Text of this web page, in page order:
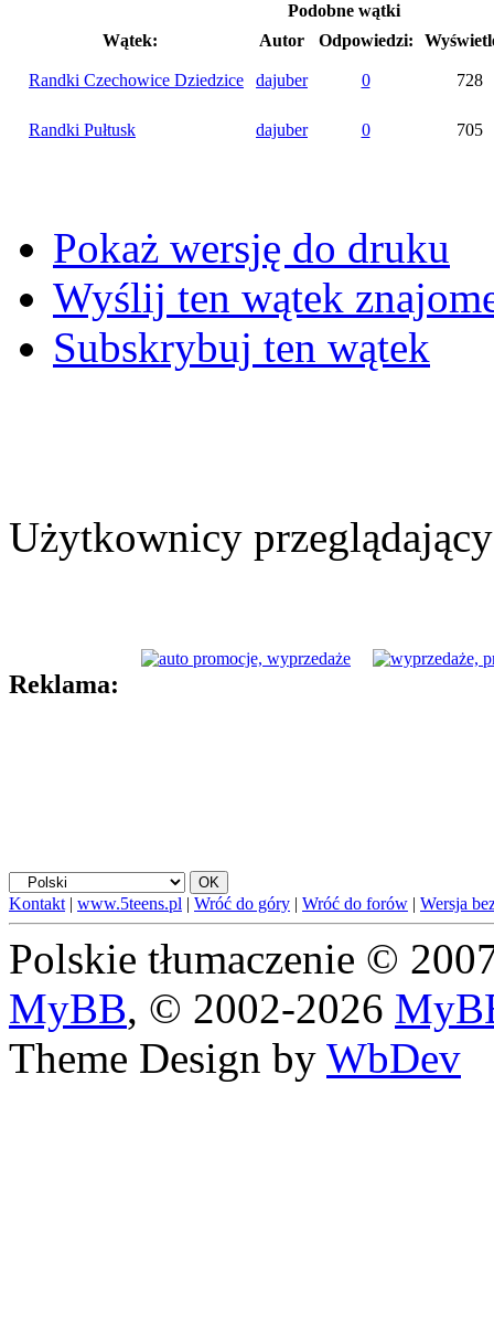
Podobne wątki
Wątek:
Autor Odpowiedzi:
Randki Czechowice Dziedzice dajuber 0 728
Randki Pułtusk dajuber 0 705
Pokaż wersję do druku
Wyślij ten wątek
Subskrybuj ten wątek
Użytkownicy
Reklama:
Kontakt | www.5teens.pl | Wróć do góry | Wróć do forów | Wersja
Polskie tłumaczenie ©
MyBB, © 2002-2026
Theme Design by WbDev